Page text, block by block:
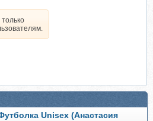
Unisex (Анастасия